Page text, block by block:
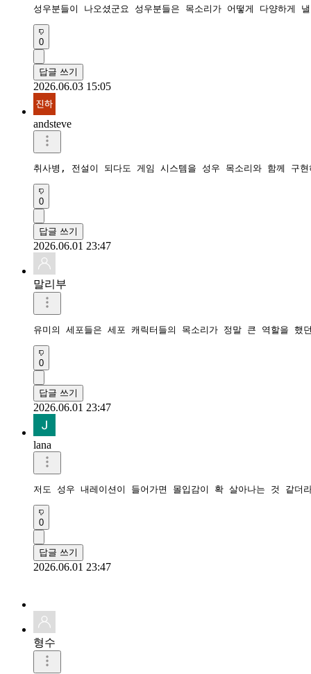
성우분들이 나오셨군요 성우분들은 목소리가 어떻게 다양하게
0
답글 쓰기
2026.06.03 15:05
andsteve
취사병, 전설이 되다도 게임 시스템을 성우 목소리와 함께 구
0
답글 쓰기
2026.06.01 23:47
말리부
유미의 세포들은 세포 캐릭터들의 목소리가 정말 큰 역할을
0
답글 쓰기
2026.06.01 23:47
lana
저도 성우 내레이션이 들어가면 몰입감이 확 살아나는 것 같
0
답글 쓰기
2026.06.01 23:47
형수